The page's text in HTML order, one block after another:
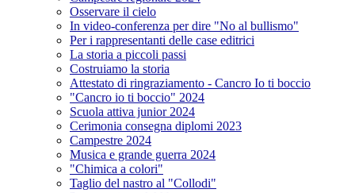
Osservare il cielo
In video-conferenza per dire "No al bullismo"
Per i rappresentanti delle case editrici
La storia a piccoli passi
Costruiamo la storia
Attestato di ringraziamento - Cancro Io ti boccio
"Cancro io ti boccio" 2024
Scuola attiva junior 2024
Cerimonia consegna diplomi 2023
Campestre 2024
Musica e grande guerra 2024
"Chimica a colori"
Taglio del nastro al "Collodi"